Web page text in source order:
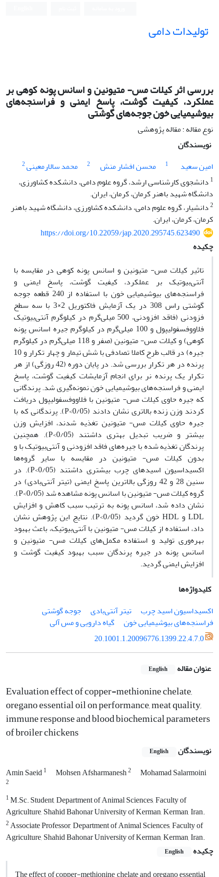
تولیدات دامی
بررسی اثر کیلات مس- متیونین و اسانس پونه کوهی بر
عملکرد، کیفیت گوشت، پاسخ ایمنی و فراسنجه‌های
بیوشیمیایی خون جوجه‌های گوشتی
نوع مقاله : مقاله پژوهشی
نویسندگان
امین سعید
1 محسن افشار منش 2 محمد سالارمعینی2
1 دانشجوی کارشناسی ارشد، گروه علوم دامی، دانشکده کشاورزی،
دانشگاه شهید باهنر کرمان، کرمان، ایران.
2دانشیار، گروه علوم دامی، دانشکده کشاورزی، دانشگاه شهید باهنر
کرمان، کرمان، ایران.
https://doi.org/10.22059/jap.2020.295745.623490
چکیده
تاثیر کیلات مس- متیونین و اسانس پونه کوهی در مقایسه با
آنتی‌بیوتیک بر عملکرد، کیفیت گوشت، پاسخ ایمنی و
فراسنجه‌های بیوشیمیایی خون با استفاده از 240 قطعه جوجه‌
گوشتی راس 308 در یک آزمایش فاکتوریل 2×3 با سه سطح
فزودنی (فاقد افزودنی، 500 میلی‌گرم در کیلوگرم آنتی‌بیوتیک
فلاووفسفولیپول و 100 میلی‌گرم در کیلوگرم جیره اسانس پونه
کوهی) و کیلات مس- متیونین (صفر و 118 میلی‌گرم در کیلوگرم
جیره) در قالب طرح کاملا تصادفی با شش تیمار و چهار تکرار و 10
پرنده در هر تکرار بررسی شد. در پایان دوره (42 روزگی) از هر
تکرار یک پرنده نر برای انجام آزمایشات کیفیت گوشت، پاسخ
ایمنی و فراسنجه‌های بیوشیمیایی خون نمونه‌گیری شد. پرندگانی
که جیره حاوی کیلات مس- متیونین با فلاووفسفولیپول دریافت
کردند وزن زنده بالاتری نشان دادند (0/05>P). پرندگانی که با
جیره حاوی کیلات مس- متیونین تغذیه شدند، افزایش وزن
بیشتر و ضریب تبدیل بهتری داشتند (0/05>P). همچنین
پرندگان تغذیه شده با جیره‌های فاقد افزودنی و آنتی‌بیوتیک با و
بدون کیلات مس- متیونین در مقایسه با سایر گروه‌ها
اکسیداسیون اسید‌های چرب بیشتری داشتند (0/05>P). در
سنین 28 و 42 روزگی بالاترین پاسخ ایمنی (تیتر آنتی‌بادی) در
گروه کیلات مس- متیونین با اسانس پونه مشاهده شد (0/05>P).
نشان داده شد، اسانس پونه به ترتیب سبب کاهش و افزایش
LDL و HDL خون گردید (0/05>P). نتایج این پژوهش نشان
داد، استفاده از کیلات مس- متیونین با آنتی‌بیوتیک، باعث بهبود
بهره‌وری تولید و استفاده مکمل‌های کیلات مس- متیونین و
اسانس پونه در جیره پرندگان سبب بهبود کیفیت گوشت و
افزایش ایمنی گردید.
کلیدواژه‌ها
اکسیداسیون اسید چرب
تیتر آنتی‌بادی
جوجه گوشتی
فراسنجه‌های بیوشیمیایی خون
گیاه دارویی و مس آلی
20.1001.1.20096776.1399.22.4.7.0
عنوان مقاله English
Evaluation effect of copper-methionine chelate,
oregano essential oil on performance, meat quality,
immune response and blood biochemical parameters
of broiler chickens
نویسندگان English
Amin Saeid1 Mohsen Afsharmanesh2 Mohamad Salarmoini
2
1M.Sc. Student, Department of Animal Sciences, Faculty of
Agriculture, Shahid Bahonar University of Kerman, Kerman, Iran.
2Associate Professor, Department of Animal Sciences, Faculty of
Agriculture, Shahid Bahonar University of Kerman, Kerman, Iran.
چکیده
English